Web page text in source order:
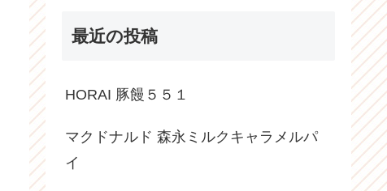
最近の投稿
HORAI 豚饅５５１
マクドナルド 森永ミルクキャラメルパ
イ